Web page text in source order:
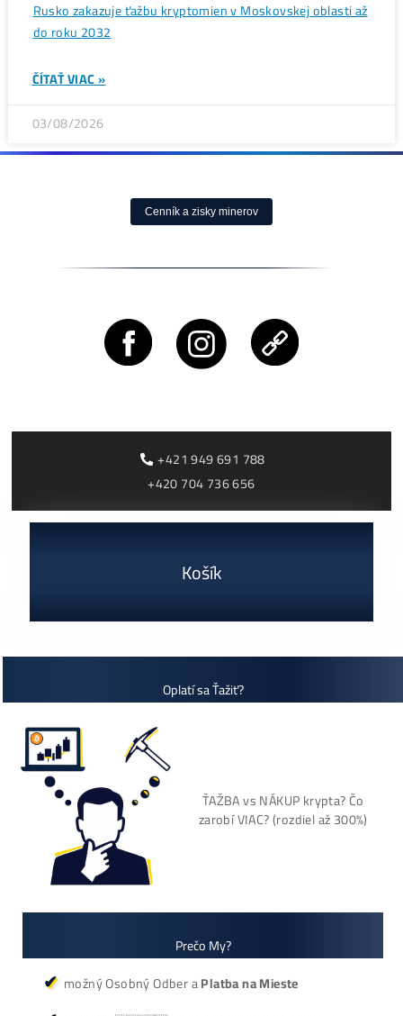
ČÍTAŤ VIAC »
03/08/2026
ČLÁNKY
do roku 2032
+421 949 691 788
+420 704 736 656